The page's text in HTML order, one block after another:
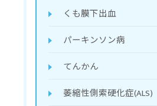
くも膜下出血
パーキンソン病
てんかん
萎縮性側索硬化症(ALS)